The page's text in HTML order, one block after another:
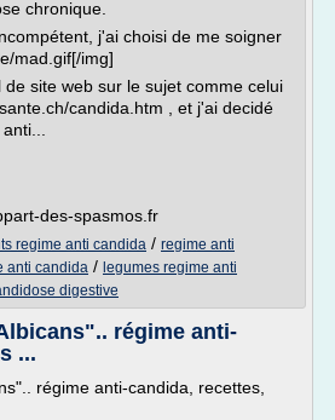
chronique.
j'ai choisi de me soigner
mad.gif[/img]
site web sur le sujet comme celui
candida.htm , et j'ai decidé
des-spasmos.fr
regime anti candida / regime anti
anti candida / legumes regime anti
digestive
régime anti-
...
régime anti-candida, recettes,